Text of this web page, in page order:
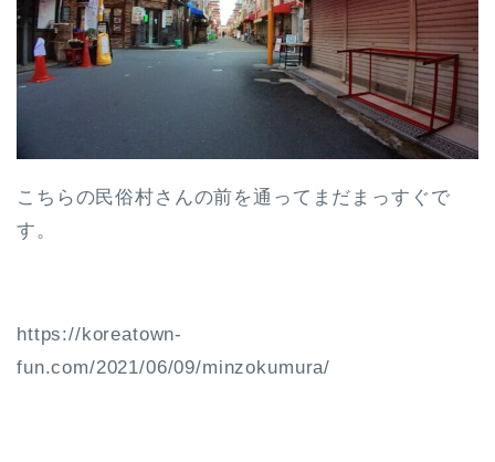
こちらの民俗村さんの前を通ってまだまっすぐで
す。
https://koreatown-
fun.com/2021/06/09/minzokumura/